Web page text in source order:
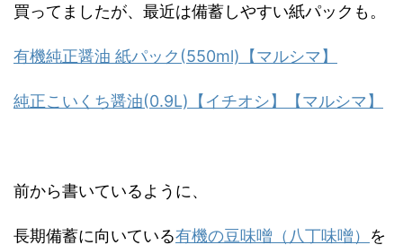
買ってましたが、最近は備蓄しやすい紙パックも。
有機純正醤油 紙パック(550ml)【マルシマ】
純正こいくち醤油(0.9L)【イチオシ】【マルシマ】
前から書いているように、
長期備蓄に向いている有機の豆味噌（八丁味噌） を